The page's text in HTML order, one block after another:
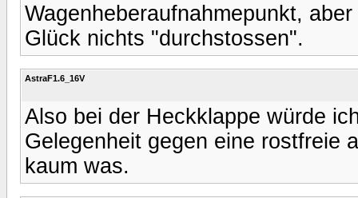
Wagenheberaufnahmepunkt,
Glück nichts "durchstossen".
AstraF1.6_16V
Also bei der Heckklappe würde
Gelegenheit gegen eine rostfreie
kaum was.